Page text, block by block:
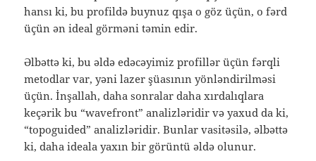
hansı ki, bu profildə buynuz qışa o göz üçün, o fərd
üçün ən ideal görməni təmin edir.
Əlbəttə ki, bu əldə edəcəyimiz profillər üçün fərqli
metodlar var, yəni lazer şüasının yönləndirilməsi
üçün. İnşallah, daha sonralar daha xırdalıqlara
keçərik bu “wavefront” analizləridir və yaxud da ki,
“topoguided” analizləridir. Bunlar vasitəsilə, əlbəttə
ki, daha ideala yaxın bir görüntü əldə olunur.